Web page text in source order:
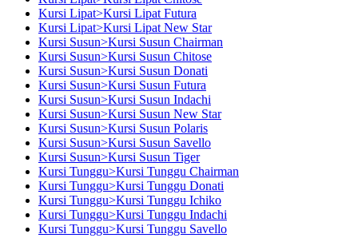
Kursi Lipat>Kursi Lipat Futura
Kursi Lipat>Kursi Lipat New Star
Kursi Susun>Kursi Susun Chairman
Kursi Susun>Kursi Susun Chitose
Kursi Susun>Kursi Susun Donati
Kursi Susun>Kursi Susun Futura
Kursi Susun>Kursi Susun Indachi
Kursi Susun>Kursi Susun New Star
Kursi Susun>Kursi Susun Polaris
Kursi Susun>Kursi Susun Savello
Kursi Susun>Kursi Susun Tiger
Kursi Tunggu>Kursi Tunggu Chairman
Kursi Tunggu>Kursi Tunggu Donati
Kursi Tunggu>Kursi Tunggu Ichiko
Kursi Tunggu>Kursi Tunggu Indachi
Kursi Tunggu>Kursi Tunggu Savello